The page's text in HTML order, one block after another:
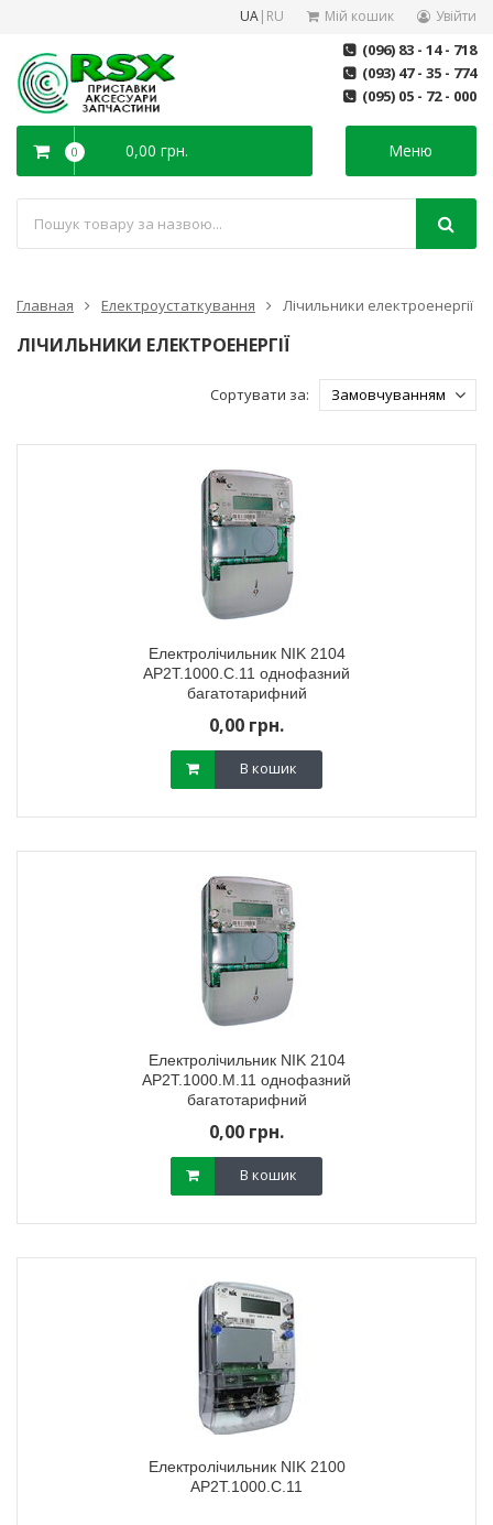
UA| RU Мій кошик Увійти
(096) 83 - 14 - 718
(093) 47 - 35 - 774
(095) 05 - 72 - 000
Меню
0 0,00 грн.
Главная Електроустаткування Лічильники електроенергії
ЛІЧИЛЬНИКИ ЕЛЕКТРОЕНЕРГІЇ
Сортувати за:
Електролічильник NIK 2104
AP2T.1000.С.11 однофазний
багатотарифний
0,00 грн.
В кошик
Електролічильник NIK 2104
AP2T.1000.M.11 однофазний
багатотарифний
0,00 грн.
В кошик
Електролічильник NIK 2100
AP2T.1000.C.11